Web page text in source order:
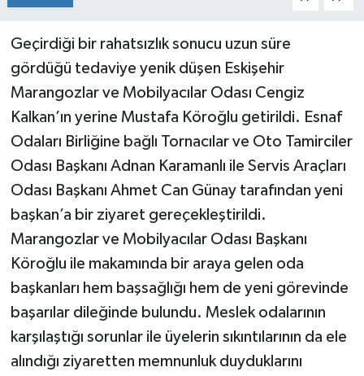
Geçirdiği bir rahatsızlık sonucu uzun süre
gördüğü tedaviye yenik düşen Eskişehir
Marangozlar ve Mobilyacılar Odası Cengiz
Kalkan’ın yerine Mustafa Köroğlu getirildi. Esnaf
Odaları Birliğine bağlı Tornacılar ve Oto Tamirciler
Odası Başkanı Adnan Karamanlı ile Servis Araçları
Odası Başkanı Ahmet Can Günay tarafından yeni
başkan’a bir ziyaret gereçekleştirildi.
Marangozlar ve Mobilyacılar Odası Başkanı
Köroğlu ile makamında bir araya gelen oda
başkanları hem başsağlığı hem de yeni görevinde
başarılar dileğinde bulundu. Meslek odalarının
karşılaştığı sorunlar ile üyelerin sıkıntılarının da ele
alındığı ziyaretten memnunluk duyduklarını